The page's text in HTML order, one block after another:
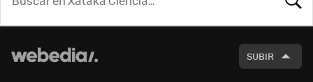
SUBIR